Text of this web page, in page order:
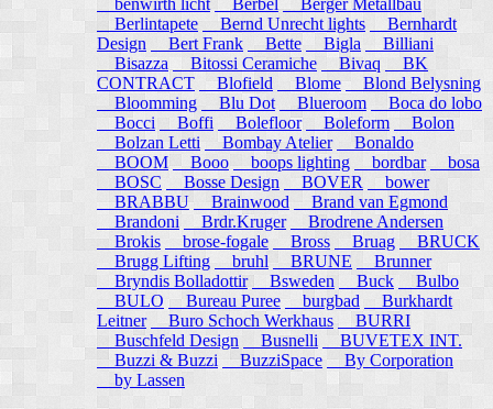
benwirth licht
Berbel
Berger Metallbau
Berlintapete
Bernd Unrecht lights
Bernhardt
Design
Bert Frank Bette Bigla
Billiani
Bisazza
Bitossi Ceramiche Bivaq
BK
CONTRACT
Blofield Blome Blond Belysning
Bloomming
Blu Dot Blueroom
Boca do lobo
Bocci
Boffi Bolefloor Boleform
Bolon
Bolzan Letti
Bombay Atelier
Bonaldo
BOOM
Booo boops lighting bordbar
bosa
BOSC
Bosse Design BOVER
bower
BRABBU
Brainwood
Brand van Egmond
Brandoni
Brdr.Kruger
Brodrene Andersen
Brokis
brose-fogale Bross Bruag
BRUCK
Brugg Lifting
bruhl BRUNE
Brunner
Bryndis Bolladottir
Bsweden Buck
Bulbo
BULO
Bureau Puree burgbad
Burkhardt
Leitner
Buro Schoch Werkhaus
BURRI
Buschfeld Design
Busnelli
BUVETEX INT.
Buzzi & Buzzi
BuzziSpace By Corporation
by Lassen